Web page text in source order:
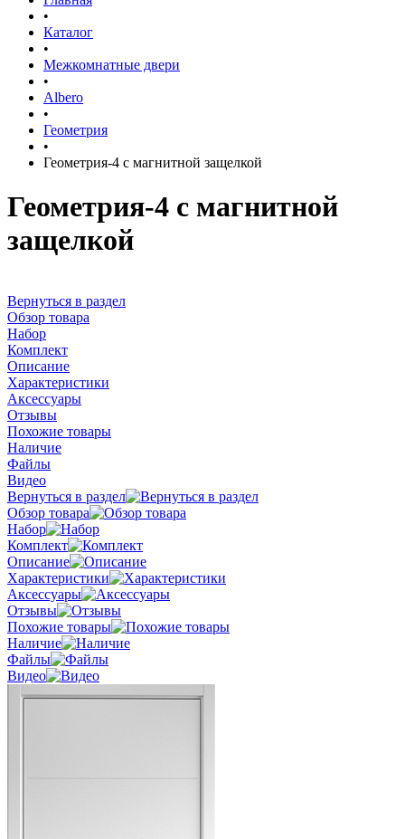
•
Каталог
•
Межкомнатные двери
•
Albero
•
Геометрия
•
Геометрия-4 с магнитной защелкой
Геометрия-4 с магнитной
защелкой
Вернуться в раздел
Обзор товара
Набор
Комплект
Описание
Характеристики
Аксессуары
Отзывы
Похожие товары
Наличие
Файлы
Видео
Вернуться в раздел
Обзор товара
Набор
Комплект
Описание
Характеристики
Аксессуары
Отзывы
Похожие товары
Наличие
Файлы
Видео